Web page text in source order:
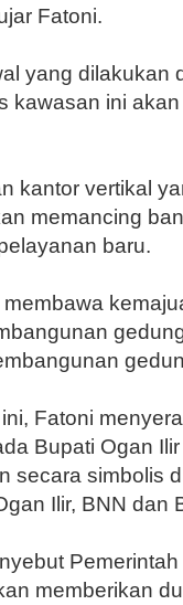
Fatoni.
yang dilakukan
kawasan ini
kantor vertikal
memancing
baru.
Fatoni
Bupati Ogan
secara simbolis
Ilir, BNN dan
memberikan